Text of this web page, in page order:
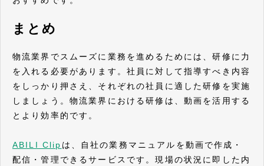
まとめ
物流業界でスムーズに業務を進めるためには、研修に力
を入れる必要があります。社員に対して指導すべき内容
をしっかり押さえ、それぞれの社員に適した研修を実施
しましょう。物流業界における研修は、動画を活用する
とより効率的です。
ABILI Clip は、自社の業務マニュアルを動画で作成・
配信・管理できるサービスです。現場の状況に即した内